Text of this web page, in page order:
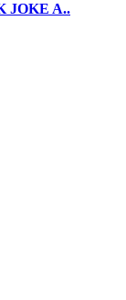
JOKE A..